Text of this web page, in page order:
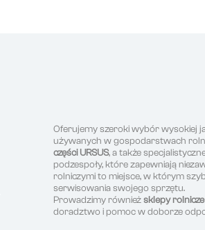
Oferujemy szeroki wybór wysokiej
używanych w gospodarstwach
części URSUS, a także
podzespoły, które zapewniają
rolniczymi to miejsce, w którym
serwisowania swojego sprzętu.
Prowadzimy równieżsklepy
doradztwo i pomoc w doborze